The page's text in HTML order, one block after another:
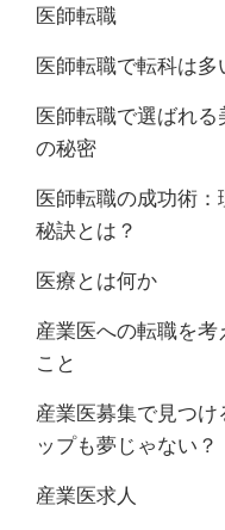
医師転職
医師転職で転科は多
医師転職で選ばれ
の秘密
医師転職の成功術
秘訣とは？
医療とは何か
産業医への転職を
こと
産業医募集で見つ
ップも夢じゃない？
産業医求人